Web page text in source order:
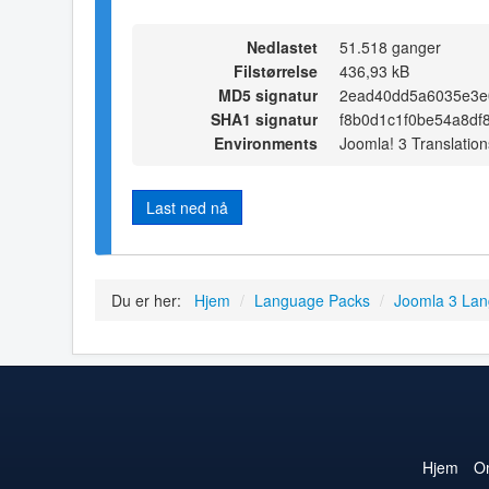
Nedlastet
51.518 ganger
Filstørrelse
436,93 kB
MD5 signatur
SHA1 signatur
Environments
Joomla! 3
Last ned nå
Du er her: Hjem / Language Packs / Joomla 3
Hjem